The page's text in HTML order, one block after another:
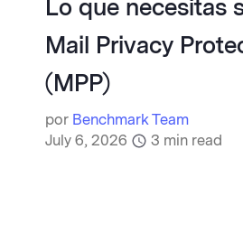
Lo que necesitas
Mail Privacy
(MPP)
por Benchmark Team
July 6, 2026
3 min read